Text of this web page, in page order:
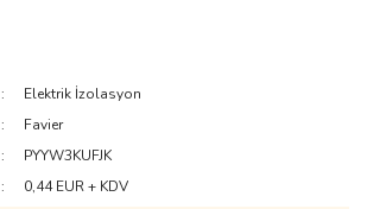
Elektrik İzolasyon
Favier
PYYW3KUFJK
0,44 EUR + KDV